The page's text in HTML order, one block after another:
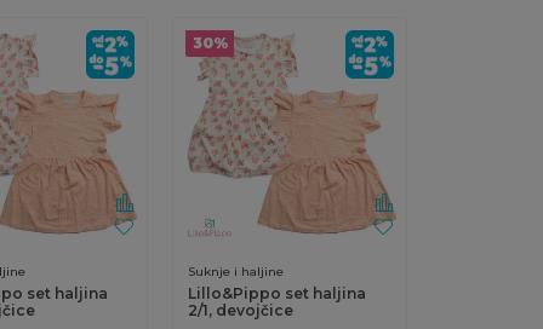
set haljina
30%
Suknje i haljine
Lillo&Pippo set haljina
2/1, devojčice